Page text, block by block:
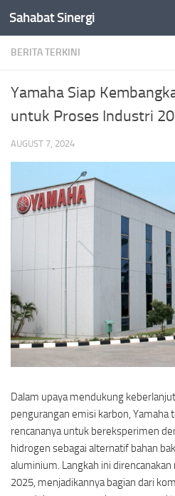
Skip to content
Sahabat Sinergi
BERITA TERKINI
Yamaha Siap
untuk Proses Industri
AUGUST 7, 2024
Dalam upaya mendukung
pengurangan emisi karbon,
rencananya untuk bereksperimen
hidrogen sebagai alternatif bahan
aluminium. Langkah ini
2025, menjadikannya bagian dari